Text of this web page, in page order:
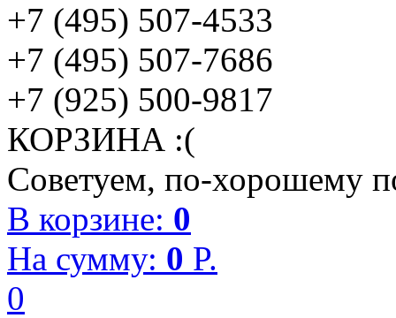
+7 (495) 507-4533
+7 (495) 507-7686
+7 (925) 500-9817
КОРЗИНА :(
Советуем, по-хорошему
В корзине: 0
На сумму: 0 P.
0